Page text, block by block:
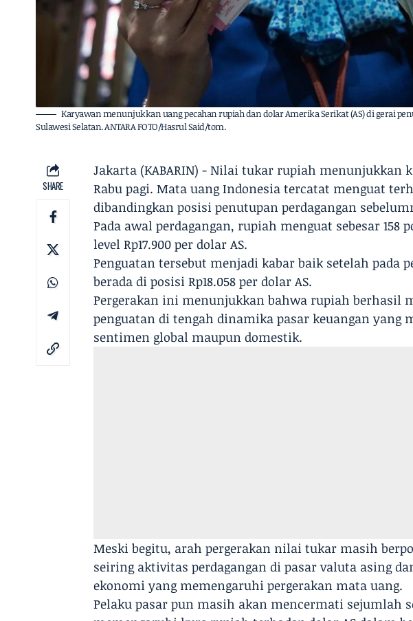
Karyawan menunjukkan uang pecahan rupiah dan dolar Amerika Serikat (AS) di gerai
Sulawesi Selatan. ANTARA FOTO/Hasrul Said/tom.
SHARE
Jakarta (KABARIN) - Nilai tukar rupiah menunjukkan
Rabu pagi. Mata uang Indonesia tercatat menguat
dibandingkan posisi penutupan perdagangan
Pada awal perdagangan, rupiah menguat sebesar 158
level Rp17.900 per dolar AS.
Penguatan tersebut menjadi kabar baik setelah pada
berada di posisi Rp18.058 per dolar AS.
Pergerakan ini menunjukkan bahwa rupiah berhasil
penguatan di tengah dinamika pasar keuangan yang
sentimen global maupun domestik.
Meski begitu, arah pergerakan nilai tukar masih
seiring aktivitas perdagangan di pasar valuta asing
ekonomi yang memengaruhi pergerakan mata uang.
Pelaku pasar pun masih akan mencermati sejumlah